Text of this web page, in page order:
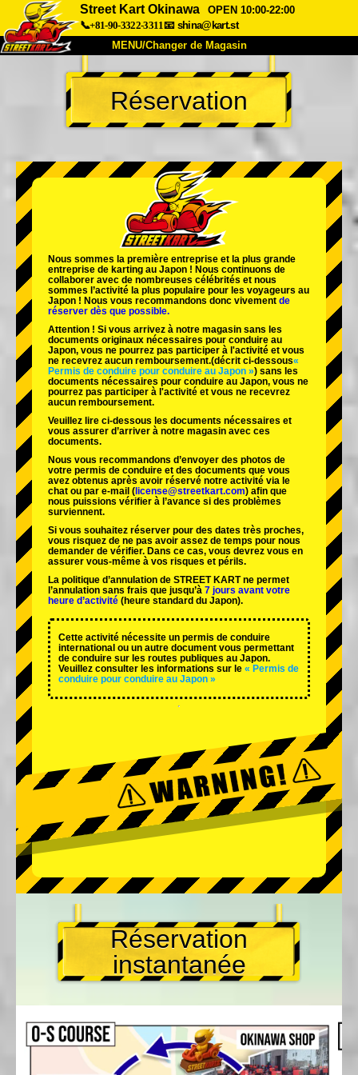
Street Kart Okinawa
OPEN 10:00-22:00
📞+81-90-3322-3311📧 shina@kart.st
MENU/Changer de Magasin
ACCUEIL
À Propos Caractéristiques Tarifs
Entreprise Réservation
Changer de Magasin
Tokyo Shinagawa Tokyo Akihabara#1
Tokyo Akihabara#2
Tokyo Shibuya Annexe Baie de Tokyo
Tokyo Asakusa Osaka
Réservation
Nous sommes la première entreprise et la plus grande
entreprise de karting au Japon ! Nous continuons de
collaborer avec de nombreuses célébrités et nous
sommes l’activité la plus populaire pour les voyageurs au
Japon ! Nous vous recommandons donc vivement de
réserver dès que possible.
Attention ! Si vous arrivez à notre magasin sans les
documents originaux nécessaires pour conduire au
Japon, vous ne pourrez pas participer à l'activité et vous
ne recevrez aucun remboursement.(décrit ci-dessous«
Permis de conduire pour conduire au Japon ») sans les
documents nécessaires pour conduire au Japon, vous ne
pourrez pas participer à l'activité et vous ne recevrez
aucun remboursement.
Veuillez lire ci-dessous les documents nécessaires et
vous assurer d’arriver à notre magasin avec ces
documents.
Nous vous recommandons d’envoyer des photos de
votre permis de conduire et des documents que vous
avez obtenus après avoir réservé notre activité via le
chat ou par e-mail ( license@streetkart.com) afin que
nous puissions vérifier à l’avance si des problèmes
surviennent.
Si vous souhaitez réserver pour des dates très proches,
vous risquez de ne pas avoir assez de temps pour nous
demander de vérifier. Dans ce cas, vous devrez vous en
assurer vous-même à vos risques et périls.
La politique d’annulation de STREET KART ne permet
l’annulation sans frais que jusqu’à 7 jours avant votre
heure d’activité (heure standard du Japon).
Cette activité nécessite un permis de conduire
international ou un autre document vous permettant
de conduire sur les routes publiques au Japon.
Veuillez consulter les informations sur le « Permis de
conduire pour conduire au Japon »
Réservation
instantanée